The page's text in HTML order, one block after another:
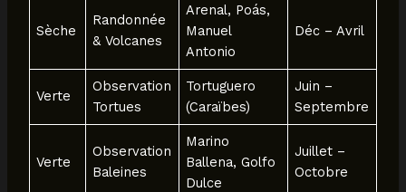
Sèche
Randonnée
& Volcanes
Arenal, Poás,
Manuel
Antonio
Déc – Avril
Verte
Observation
Tortues
Tortuguero
(Caraïbes)
Juin –
Septembre
Verte
Observation
Baleines
Marino
Ballena, Golfo
Dulce
Juillet –
Octobre